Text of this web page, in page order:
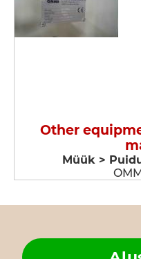
Other
Müük >